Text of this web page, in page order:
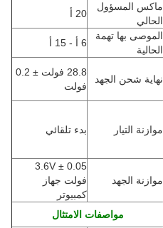
ماكس المسؤول
الحالي
20 أ
الموصى بها تهمة
الحالية
6 أ - 15 أ
نهاية شحن الجهد
28.8 فولت ± 0.2
فولت
موازنة التيار بدء تلقائي
موازنة الجهد
3.6V ± 0.05
فولت جهاز
كمبيوتر
مواصفات الامتثال